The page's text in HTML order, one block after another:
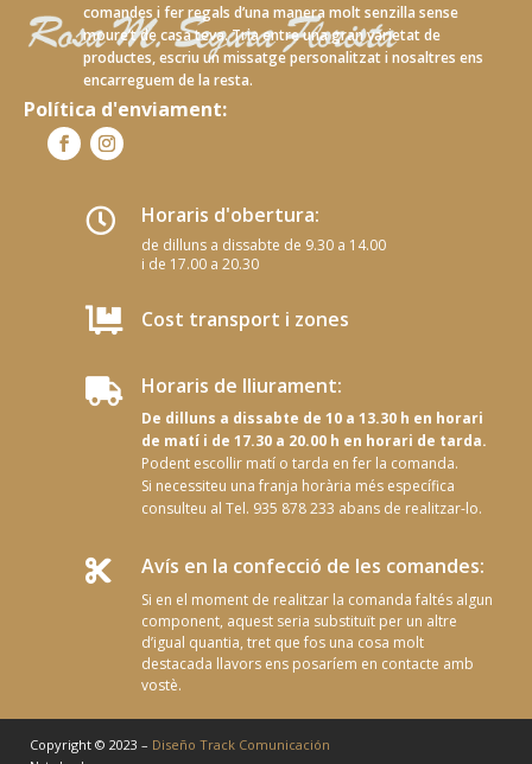
Política d'enviament:
comandes i fer regals d’una manera molt senzilla sense
moure’t de casa teva. Tria entre una gran varietat de
productes, escriu un missatge personalitzat i nosaltres ens
encarreguem de la resta.
 Horaris d'obertura:
de dilluns a dissabte de 9.30 a 14.00
i de 17.00 a 20.30
 Cost transport i zones
 Horaris de lliurament:
De dilluns a dissabte de 10 a 13.30 h en horari
de matí i de 17.30 a 20.00 h en horari de tarda.
Podent escollir matí o tarda en fer la comanda.
Si necessiteu una franja horària més específica
consulteu al Tel. 935 878 233 abans de realitzar-lo.
 Avís en la confecció de les comandes:
Si en el moment de realitzar la comanda faltés algun
component, aquest seria substituït per un altre
d’igual quantia, tret que fos una cosa molt
destacada llavors ens posaríem en contacte amb
vostè.
Copyright © 2023 – Diseño Track Comunicación